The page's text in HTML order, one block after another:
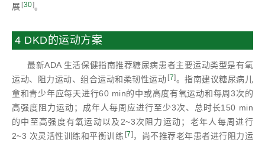
展 [30]。
4 DKD的运动方案
最新ADA 生活保健指南推荐糖尿病患者主要运动类型是有氧
运动、阻力运动、组合运动和柔韧性运动 [7]。指南建议糖尿病儿
童和青少年应每天进行60 min的中或高度有氧运动和每周3次的
高强度阻力运动；成年人每周应进行至少3次、总时长150 min
的中至高强度有氧运动以及2~3次阻力运动；老年人每周进行
2~3 次灵活性训练和平衡训练 [7]，尚不推荐老年患者进行阻力运